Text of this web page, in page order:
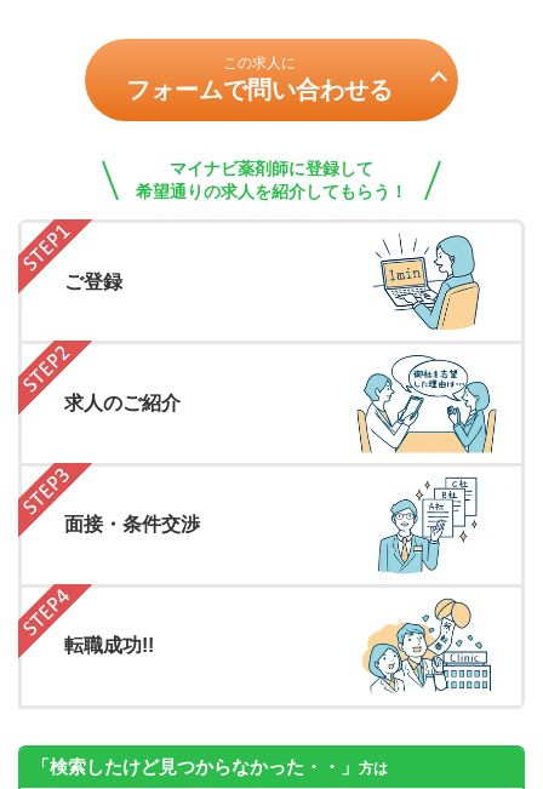
この求人に
フォームで問い合わせる
マイナビ薬剤師に登録して
希望通りの求人を紹介してもらう！
ご登録
求人のご紹介
面接・条件交渉
転職成功!!
「検索したけど見つからなかった・・」 方は